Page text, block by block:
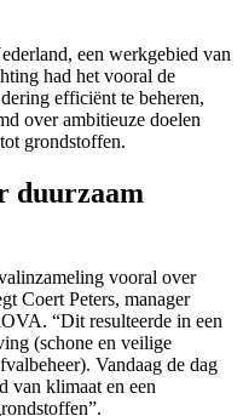
een werkgebied van
had het vooral de
efficiënt te beheren,
over ambitieuze doelen
grondstoffen.
duurzaam
vooral over
Coert Peters, manager
“Dit resulteerde in een
(schone en veilige
Vandaag de dag
van klimaat en een